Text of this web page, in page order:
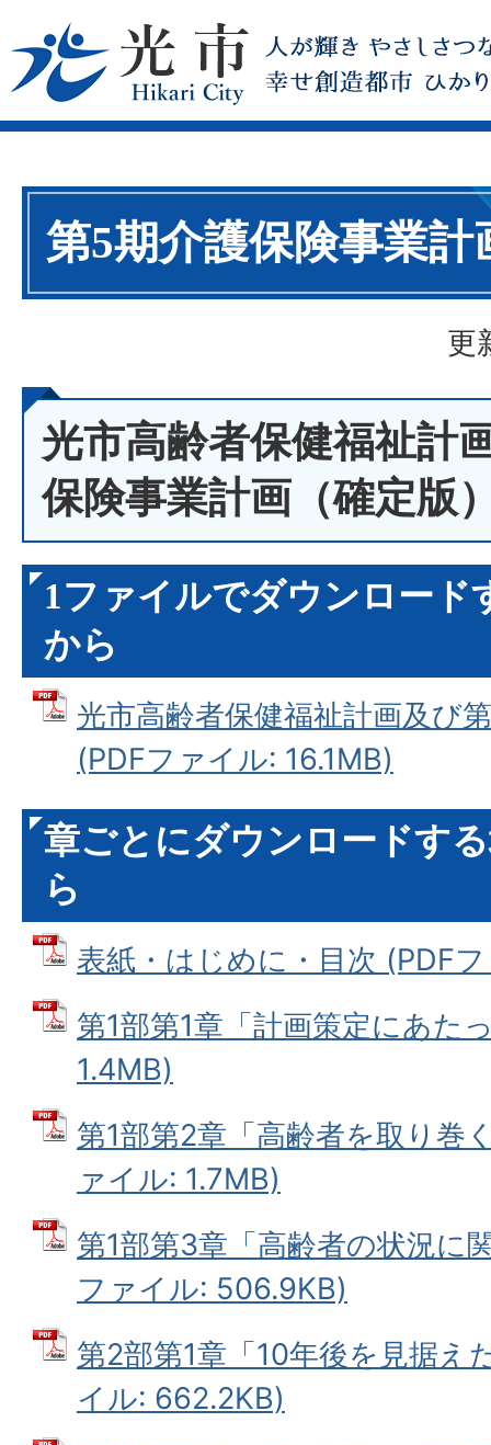
第5期介護保険事業計
更
光市高齢者保健福祉計
保険事業計画（確定版
1ファイルでダウンロード
から
光市高齢者保健福祉計画及び
(PDFファイル: 16.1MB)
章ごとにダウンロードす
ら
表紙・はじめに・目次 (PDF
第1部第1章「計画策定にあた
1.4MB)
第1部第2章「高齢者を取り巻
ァイル: 1.7MB)
第1部第3章「高齢者の状況に
ファイル: 506.9KB)
第2部第1章「10年後を見据え
イル: 662.2KB)